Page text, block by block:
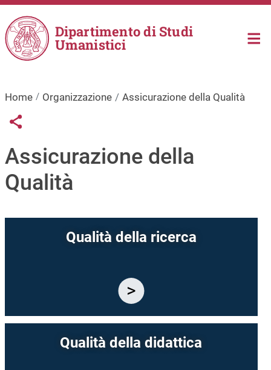
Salta al contenuto principale
Dipartimento di Studi
Umanistici
Home Organizzazione Assicurazione della Qualità
Links condivisione social
Share button
Assicurazione della
Qualità
Qualità della ricerca
Qualità della didattica